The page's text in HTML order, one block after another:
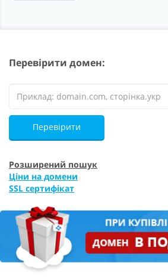
Перевірити домен:
Перевірити
Розширений пошук
Ціни на домени
SSL сертифікат